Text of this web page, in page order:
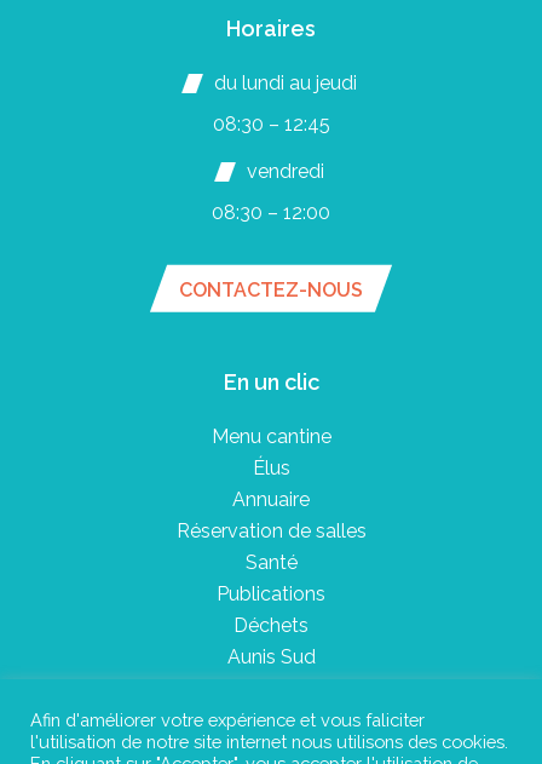
Horaires
du lundi au jeudi
08:30 – 12:45
vendredi
08:30 – 12:00
CONTACTEZ-NOUS
En un clic
Menu cantine
Élus
Annuaire
Réservation de salles
Santé
Publications
Déchets
Aunis Sud
Plan du site
Afin d'améliorer votre expérience et vous faliciter
l'utilisation de notre site internet nous utilisons des cookies.